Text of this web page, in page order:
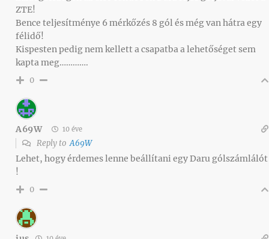
ZTE!
Bence teljesítménye 6 mérkőzés 8 gól és még van hátra egy
félidő!
Kispesten pedig nem kellett a csapatba a lehetőséget sem
kapta meg………….
0
A69W 10 éve
Reply toA69W
Lehet, hogy érdemes lenne beállítani egy Daru gólszámlálót
!
0